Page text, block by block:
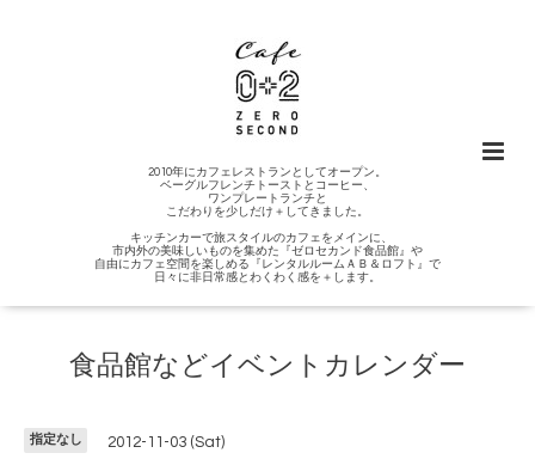
2010年にカフェレストランとしてオープン。
ベーグルフレンチトーストとコーヒー、
ワンプレートランチと
こだわりを少しだけ＋してきました。
キッチンカーで旅スタイルのカフェをメインに、
市内外の美味しいものを集めた『ゼロセカンド食品館』や
自由にカフェ空間を楽しめる『レンタルルームＡＢ＆ロフト』で
日々に非日常感とわくわく感を＋します。
食品館などイベントカレンダー
指定なし 2012-11-03 (Sat)